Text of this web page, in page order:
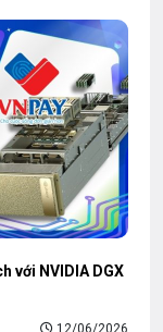
với NVIDIA DGX
12/06/2026